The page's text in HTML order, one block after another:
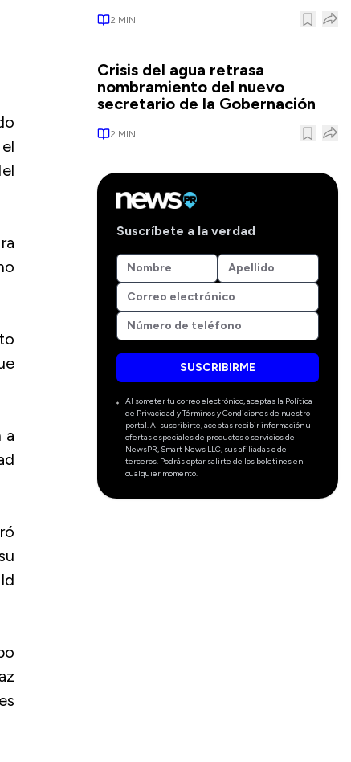
a
2 MIN
Crisis del agua retrasa
nombramiento del nuevo
secretario de la Gobernación
2 MIN
Suscríbete a la verdad
SUSCRIBIRME
Al someter tu correo electrónico, aceptas la Política
de Privacidad y Términos y Condiciones de nuestro
portal. Al suscribirte, aceptas recibir información u
ofertas especiales de productos o servicios de
NewsPR, Smart News LLC, sus afiliadas o de
terceros. Podrás optar salirte de los boletines en
cualquier momento.